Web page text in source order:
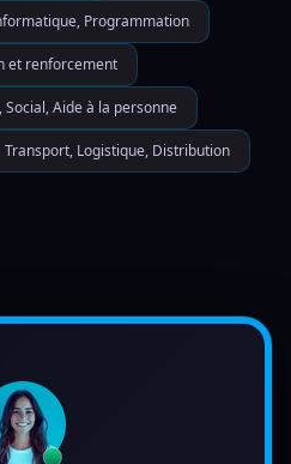
Programmation
et renforcement
Aide à la personne
Transport, Logistique, Distribution